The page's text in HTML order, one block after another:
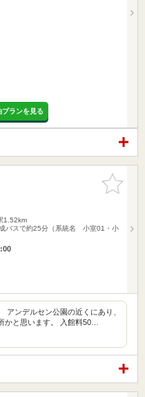
ランを見る
お気に入
りに追加
1.52km
バスで約25分（系統名 小室01・小
アンデルセン公園の近くにあり、
かと思います。 入館料50…